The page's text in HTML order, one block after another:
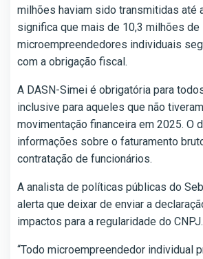
milhões haviam sido transmitidas até
significa que mais de 10,3 milhões de
microempreendedores individuais
com a obrigação fiscal.
A DASN-Simei é obrigatória para
inclusive para aqueles que não
movimentação financeira em 2025. O
informações sobre o faturamento
contratação de funcionários.
A analista de políticas públicas do
alerta que deixar de enviar a
impactos para a regularidade do CNPJ.
“Todo microempreendedor individual